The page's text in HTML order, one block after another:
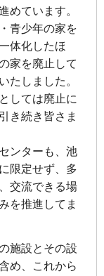
めています。
青少年の家を
体化したほ
家を廃止して
たしま した。
しては廃止に
き続き皆さま
ンターも、池
限定せず、 多
交流できる場
を推進 してま
施設とその設
め、これから